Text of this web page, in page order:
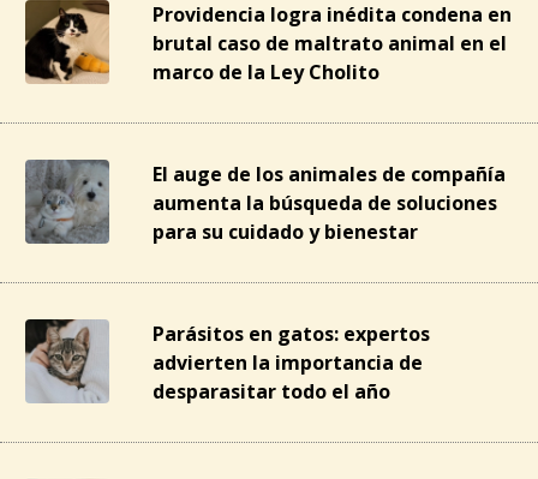
Providencia logra inédita condena en
brutal caso de maltrato animal en el
marco de la Ley Cholito
El auge de los animales de compañía
aumenta la búsqueda de soluciones
para su cuidado y bienestar
Parásitos en gatos: expertos
advierten la importancia de
desparasitar todo el año